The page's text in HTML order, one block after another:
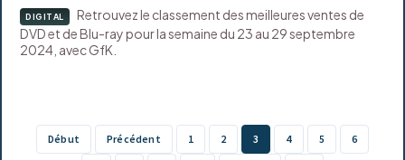
DIGITAL
Retrouvez le classement des meilleures ventes de
DVD et de Blu-ray pour la semaine du 23 au 29 septembre
2024, avec GfK.
Début Précédent 1 2 3 4 5 6